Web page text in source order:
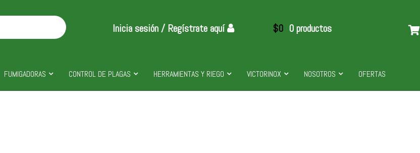
Inicia sesión / Regístrate aquí $0 0 productos
FUMIGADORAS CONTROL DE PLAGAS HERRAMIENTAS Y RIEGO VICTORINOX NOSOTROS OFERTAS